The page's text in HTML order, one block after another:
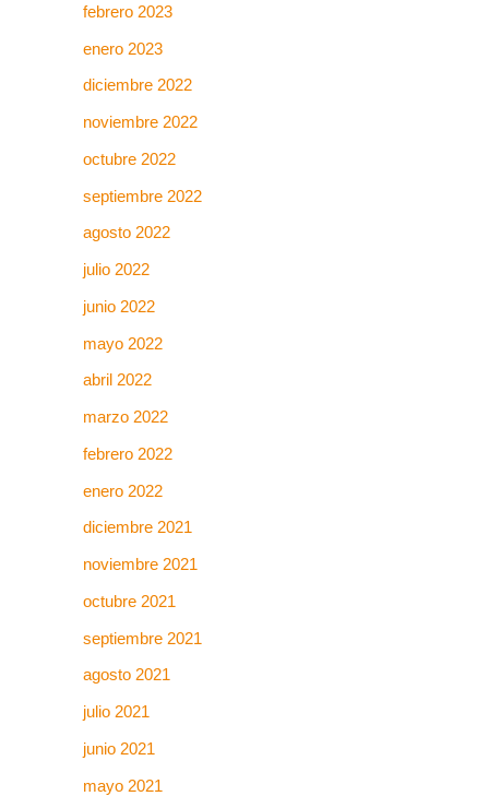
febrero 2023
enero 2023
diciembre 2022
noviembre 2022
octubre 2022
septiembre 2022
agosto 2022
julio 2022
junio 2022
mayo 2022
abril 2022
marzo 2022
febrero 2022
enero 2022
diciembre 2021
noviembre 2021
octubre 2021
septiembre 2021
agosto 2021
julio 2021
junio 2021
mayo 2021